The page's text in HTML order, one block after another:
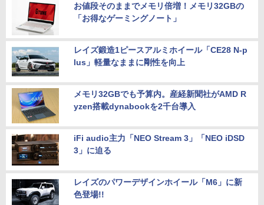
お値段そのままでメモリ倍増！メモリ32GBの
「お得なゲーミングノート」
レイズ鍛造1ピースアルミホイール「CE28 N-p
lus」軽量なままに剛性を向上
メモリ32GBでも予算内。産経新聞社がAMD R
yzen搭載dynabookを2千台導入
iFi audio主力「NEO Stream 3」「NEO iDSD
3」に迫る
レイズのパワーデザインホイール「M6」に新
色登場!!